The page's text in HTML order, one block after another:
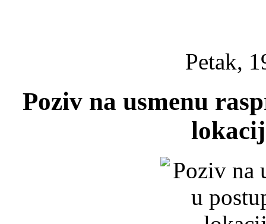
Petak,
Poziv na usmenu